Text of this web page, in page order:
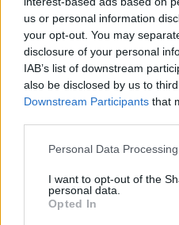
us or personal information
your opt-out. You may
disclosure of your personal
IAB’s list of downstream
also be disclosed by us to
Downstream Participants that
Personal Data
I want to opt-out of the
personal data.
Opted In
une température
La touche finale
Le repos :Laisser
minutes après sa
saveurs de se
stabiliser. De plus,
CUISINE